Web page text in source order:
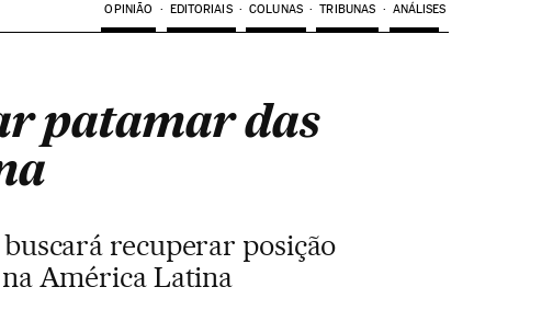
OPINIÃO EDITORIAIS COLUNAS TRIBUNAS ANÁLISES
patamar das
recuperar posição
América Latina